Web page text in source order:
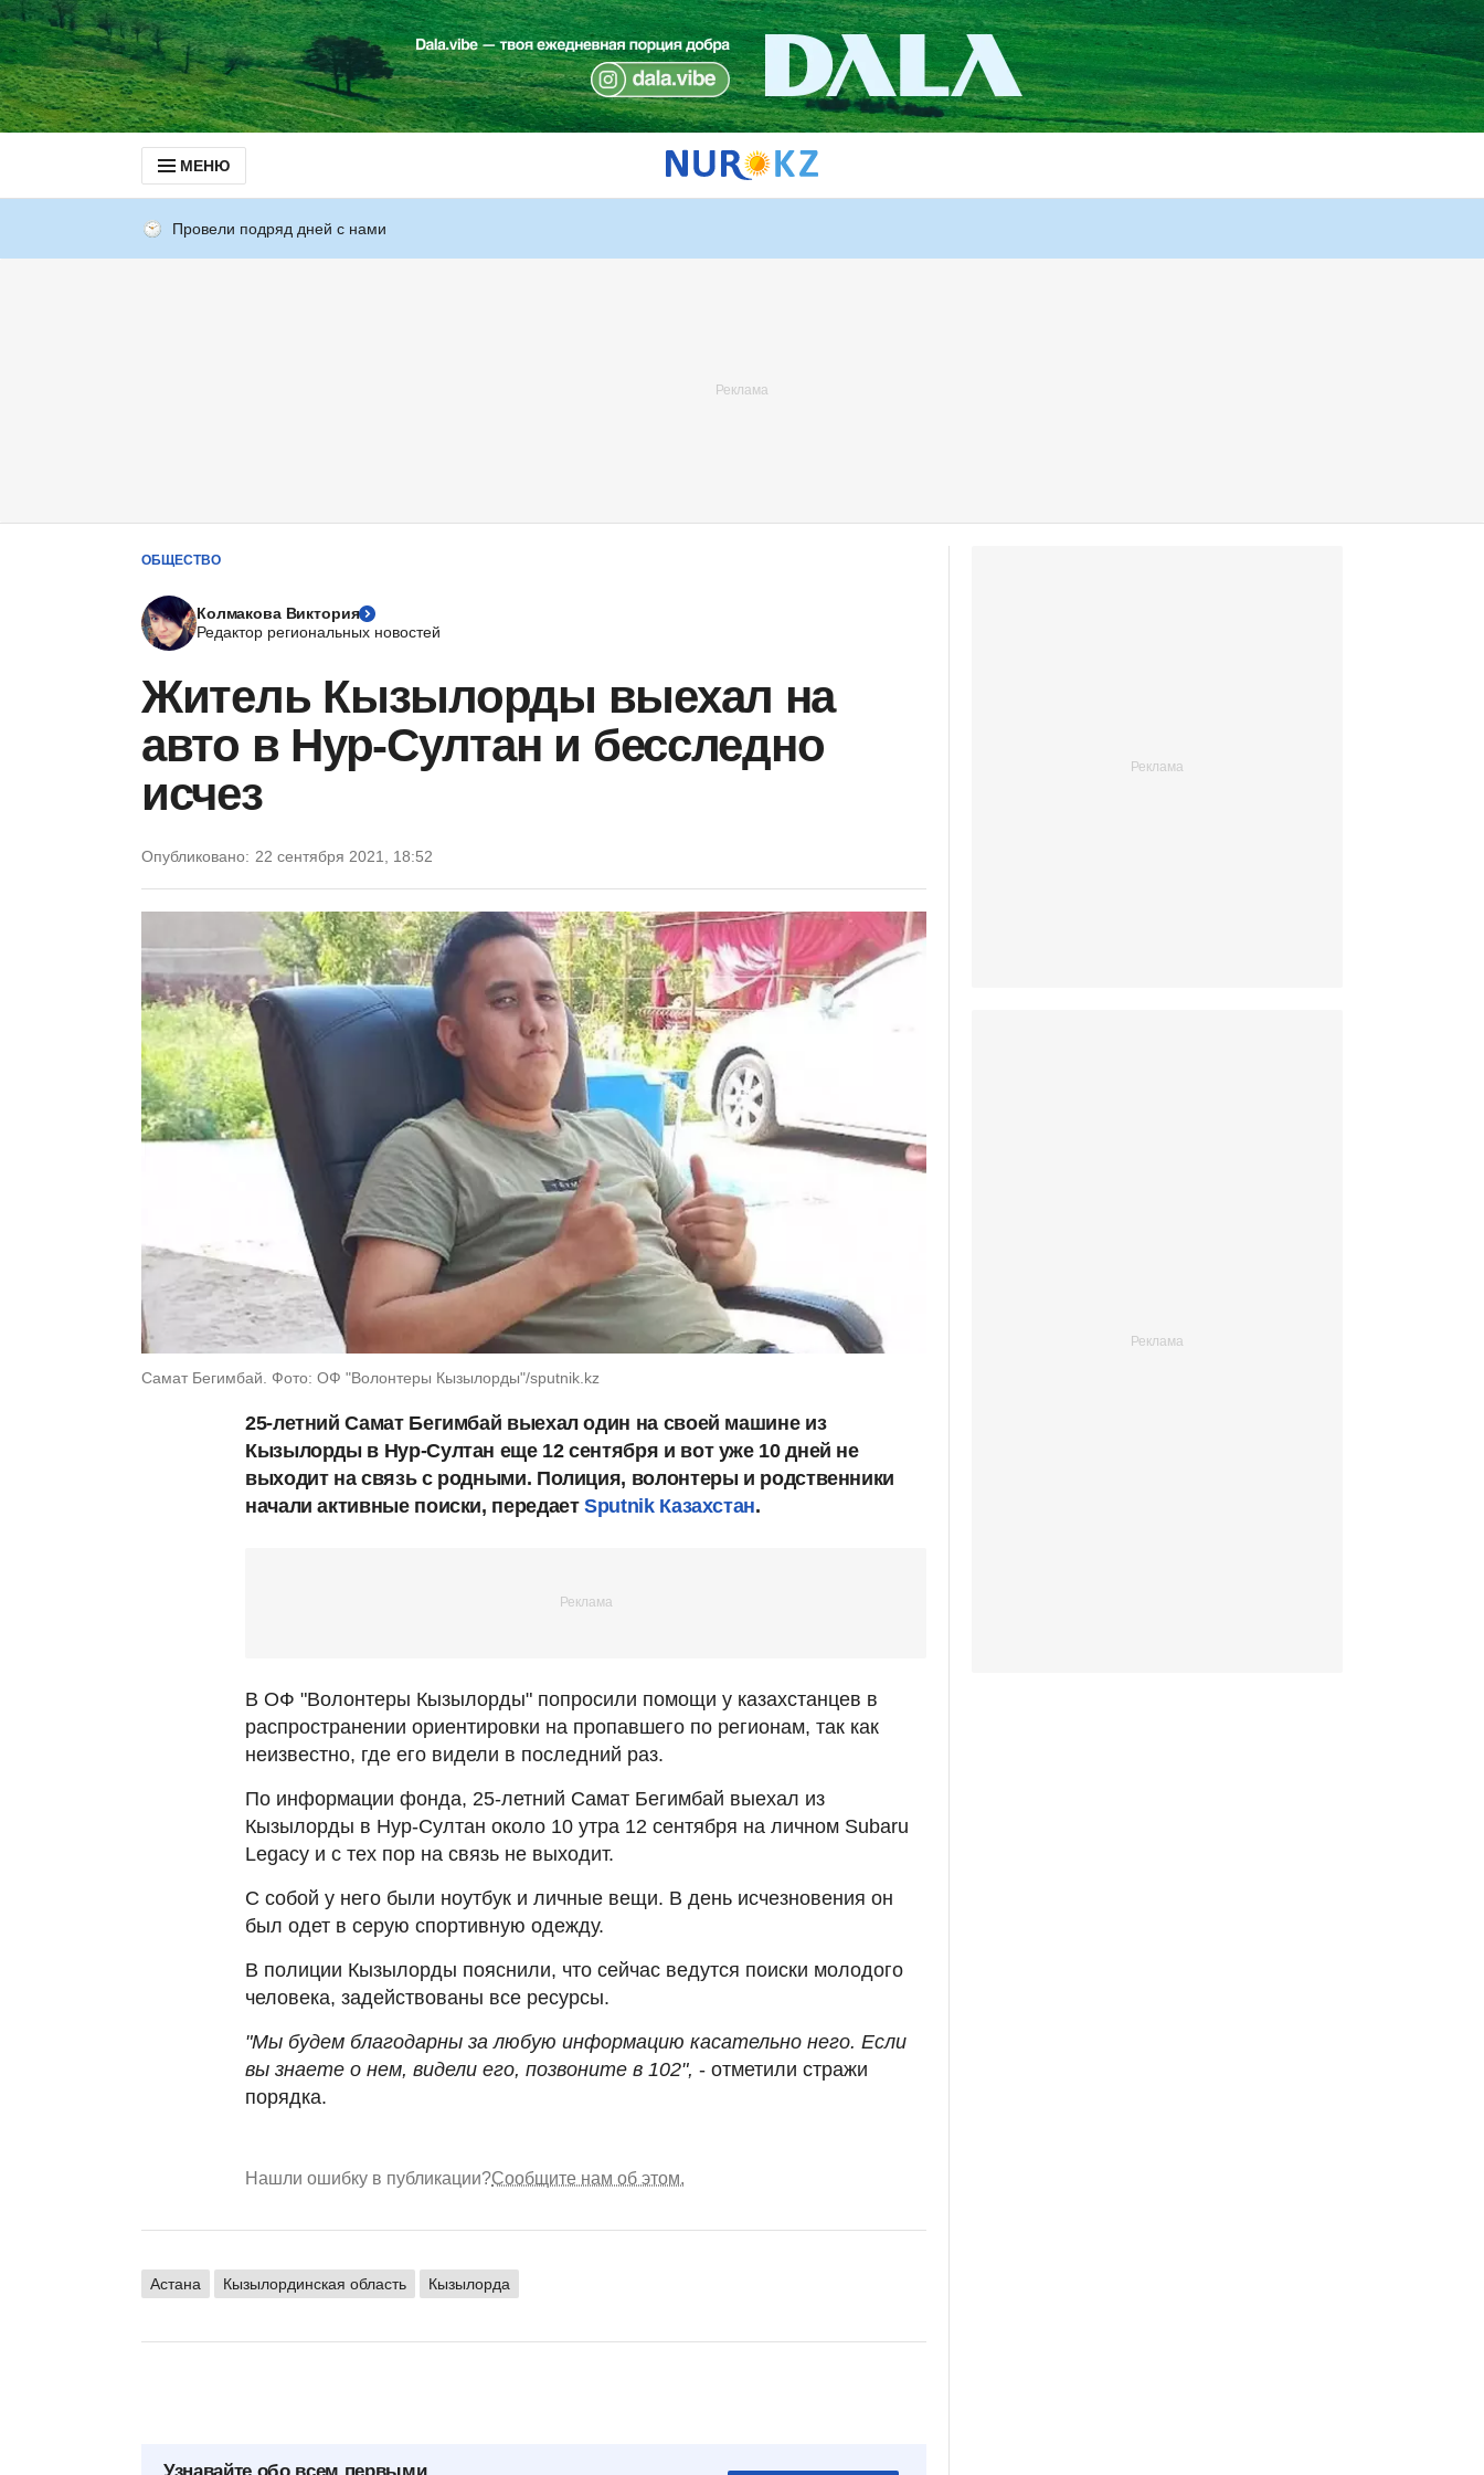
МЕНЮ
Провели подряд дней с нами
ОБЩЕСТВО
Колмакова Виктория
Редактор региональных новостей
Житель Кызылорды выехал на
авто в Нур-Султан и бесследно
исчез
Опубликовано: 22 сентября 2021, 18:52
Самат Бегимбай. Фото: ОФ "Волонтеры Кызылорды"/sputnik.kz
25-летний Самат Бегимбай выехал один на своей машине из
Кызылорды в Нур-Султан еще 12 сентября и вот уже 10 дней не
выходит на связь с родными. Полиция, волонтеры и родственники
начали активные поиски, передаетSputnik Казахстан.
В ОФ "Волонтеры Кызылорды" попросили помощи у казахстанцев в
распространении ориентировки на пропавшего по регионам, так как
неизвестно, где его видели в последний раз.
По информации фонда, 25-летний Самат Бегимбай выехал из
Кызылорды в Нур-Султан около 10 утра 12 сентября на личном Subaru
Legacy и с тех пор на связь не выходит.
С собой у него были ноутбук и личные вещи. В день исчезновения он
был одет в серую спортивную одежду.
В полиции Кызылорды пояснили, что сейчас ведутся поиски молодого
человека, задействованы все ресурсы.
"Мы будем благодарны за любую информацию касательно него. Если
вы знаете о нем, видели его, позвоните в 102", - отметили стражи
порядка.
Нашли ошибку в публикации?Сообщите нам об этом.
Астана Кызылординская область Кызылорда